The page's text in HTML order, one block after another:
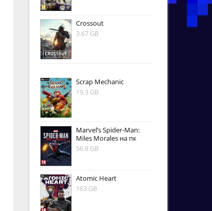
Crossout
3.67 GB
Scrap Mechanic
19.3 GB
Marvel’s Spider-Man:
Miles Morales на пк
56.8 GB
Atomic Heart
163 GB